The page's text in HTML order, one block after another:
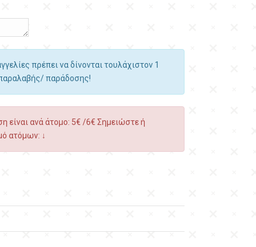
πρέπει να δίνονται τουλάχιστον 1
παράδοσης!
είναι ανά άτομο: 5€ /6€ Σημειώστε ή
ατόμων: ↓